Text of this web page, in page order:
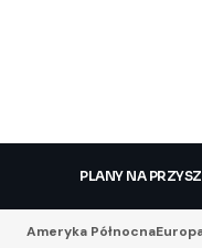
PLANY NA
Ameryka Północna